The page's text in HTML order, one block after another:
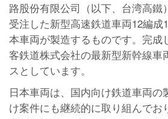
路股份有限公司（以下、台湾高鐵
受注した新型高速鉄道車両12編成
本車両が製造するものです。完成
客鉄道株式会社の最新型新幹線車
スとしています。
日本車両は、国内向け鉄道車両の
け案件にも継続的に取り組んでお